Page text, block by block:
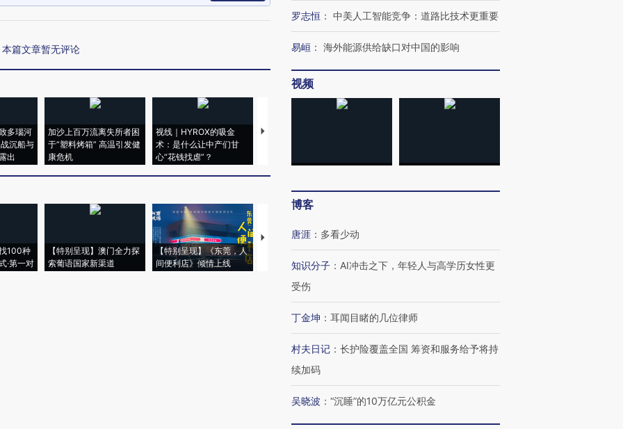
本篇文章暂无评论
多瑙河
沉船与
出
加沙上百万流离失所者困
于“塑料烤箱” 高温引发健
康危机
视线｜HYROX的吸金
术：是什么让中产们甘
心“花钱找虐”？
马航飞行员跨国走私7万
100种
·第一对
【特别呈现】澳门全力探
索葡语国家新渠道
【特别呈现】《东莞，人
间便利店》倾情上线
【推广】走进第四届链博
会，让数智科技“链”接产
【特别呈现】寻找100种
有意思的生活方式·第三对
CFO：不靠规模取胜，华
住三大增长引擎是什么？
罗志恒 ： 中美人工智能竞争：道路比技术更重要
易峘 ： 海外能源供给缺口对中国的影响
视频
博客
唐涯 ： 多看少动
知识分子 ： AI冲击之下，年轻人与高学历女性更
受伤
丁金坤 ： 耳闻目睹的几位律师
村夫日记 ： 长护险覆盖全国 筹资和服务给予将持
续加码
吴晓波 ： “沉睡”的10万亿元公积金